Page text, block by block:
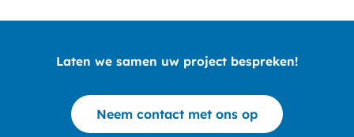
Laten we samen uw project bespreken!
Neem contact met ons op